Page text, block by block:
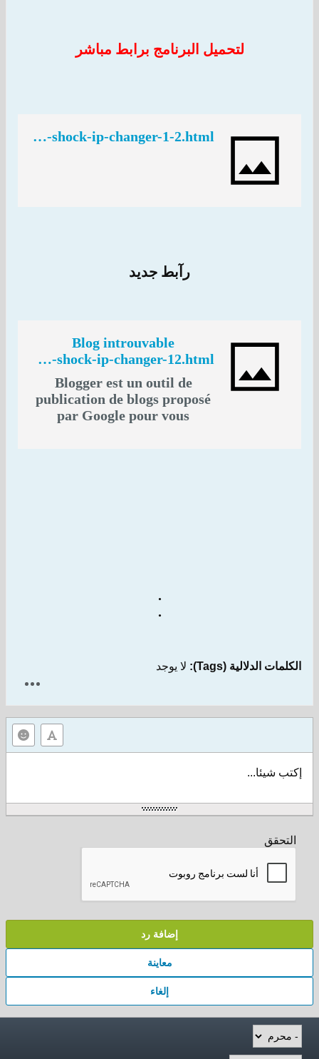
لتحميل البرنامج برابط مباشر
http://www.goldenwd.info/2014/09/portable-shock-ip-changer-1-2.html
رآبط جديد
Blog introuvable
http://f-ware.blogspot.com/2014/09/portable-shock-ip-changer-12.html
Blogger est un outil de
publication de blogs proposé
par Google pour vous
.
.
الكلمات الدلالية (Tags): لا يوجد
إكتب شيئا...
التحقق
إضافة رد
معاينة
إلغاء